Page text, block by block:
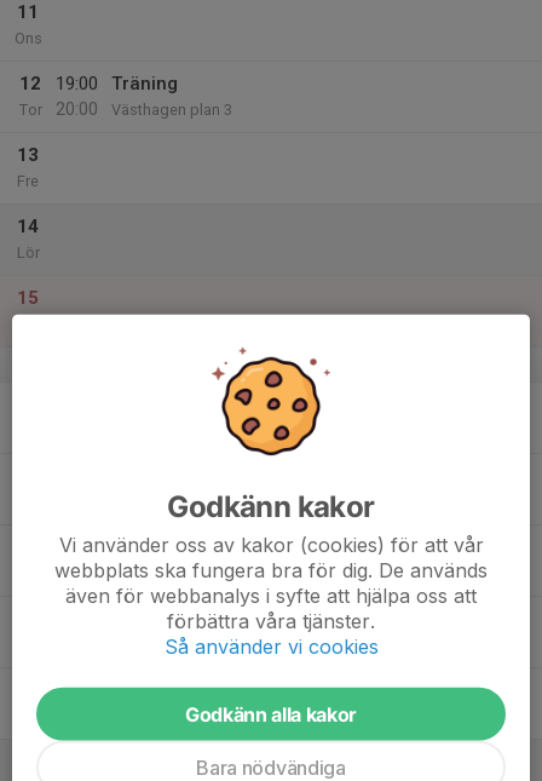
11
Ons
12
Tor
19:00
20:00
Träning
Västhagen plan 3
13
Fre
14
Lör
15
v.12
Västhagen plan 3
Träning
Västhagen plan 3
Fre
Match Selånger
Godkänn kakor
Vi använder oss av kakor (cookies) för att vår
webbplats ska fungera bra för dig. De används
även för webbanalys i syfte att hjälpa oss att
förbättra våra tjänster.
Så använder vi cookies
Godkänn alla kakor
Bara nödvändiga